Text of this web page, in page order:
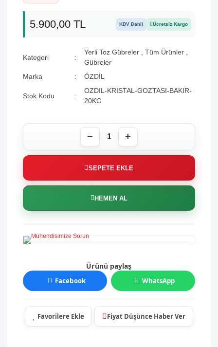
5.900,00 TL KDV Dahil Ücretsiz Kargo
Kategori
Yerli Toz Gübreler ,Tüm Ürünler
Gübreler
Marka
ÖZDİL
Stok Kodu
OZDIL-KRISTAL-GOZTASI-BAKIR-
20KG
SEPETE EKLE
HEMEN AL
Ürünü paylaş
Facebook WhatsApp
Fiyat Düşünce Haber Ver